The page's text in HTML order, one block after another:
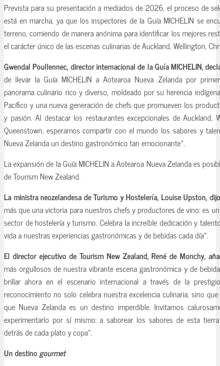
Prevista para su presentación a mediados de 2026, el proceso de
está en marcha, ya que los inspectores de la Guía MICHELIN se
terreno, comiendo de manera anónima para identificar los mejores
el carácter único de las escenas culinarias de Auckland, Wellington,
Gwendal Poullennec, director internacional de la Guía MICHELIN,
de llevar la Guía MICHELIN a Aotearoa Nueva Zelanda por
panorama culinario rico y diverso, moldeado por su herencia
Pacífico y una nueva generación de chefs que promueven los
y pasión. Al destacar los restaurantes excepcionales de Auckland,
Queenstown, esperamos compartir con el mundo los sabores y
Nueva Zelanda un destino gastronómico tan emocionante».
La expansión de la Guía MICHELIN a Aotearoa Nueva Zelanda es
de Tourism New Zealand.
La ministra neozelandesa de Turismo y Hostelería, Louise Upston,
más que una victoria para nuestros chefs y productores de vino: es
sector de hostelería y turismo. Celebra la increíble dedicación y
vida a nuestras experiencias gastronómicas y de bebidas cada día».
El director ejecutivo de Tourism New Zealand, René de Monchy,
más orgullosos de nuestra vibrante escena gastronómica y de
brillar ahora en el escenario internacional a través de la
reconocimiento no solo celebra nuestra excelencia culinaria, sino
que Nueva Zelanda es un destino imperdible. Invitamos
experimentarlo por sí mismo: a saborear los sabores de esta
detrás de cada plato y copa».
Un destinogourmet